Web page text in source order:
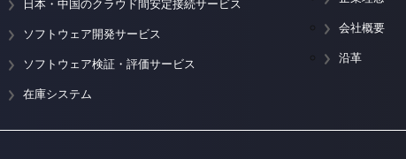
日本・中国のクラウド間安定接続サービス
ソフトウェア開発サービス
ソフトウェア検証・評価サービス
在庫システム
会社概要
沿革